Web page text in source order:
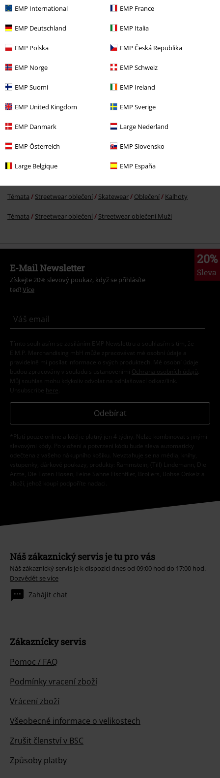
EMP International EMP France
EMP Deutschland EMP Italia
EMP Polska EMP Česká Republika
EMP Norge EMP Schweiz
EMP Suomi EMP Ireland
EMP United Kingdom EMP Sverige
EMP Danmark Large Nederland
EMP Österreich EMP Slovensko
Large Belgique EMP España
More categories. More options.
Témata Streetwear oblečení Skatewear Oblečení Kalhoty
Témata Streetwear oblečení Streetwear oblečení Muži
20%
Sleva
E-Mail Newsletter
Získejte 20% slevový poukaz, když se přihlásíte
teď! Více
Tímto souhlasím se zasíláním EMP Newslettru a souhlasím s tím, že
E.M.P. Merchandising mbH může zpracovávat mé osobní údaje a
pravidelně mi posílat informace o svých produktech. Mé osobní údaje
budou zpracovány v souladu s ustanoveními
Ochrana osobních údajů
Můj souhlas mohu kdykoliv odvolat na odhlašovací odkaz/link.
Unsubscribe here
Odebírat
*Platí pouze online a kód je platný jen 4 týdny. Nelze kombinovat s jinými
slevovými kódy. Po vložení a potvrzení kódu bude sleva automaticky
odečtena z vašeho nákupního košíku. Nevztahuje se na média, knihy,
vstupenky, dárkové poukazy, produkty: Rammstein, (Till) Lindemann, Die
Ärzte, Die Toten Hosen, Feine Sahne Fischfilet, Broilers, Böhse Onkelz a
zboží, jehož koupí podpoříte nadaci.
Náš zákaznický servis je tu pro vás
Náš zákaznický servis je k dispozici dnes od 09:00 hod do 17:00 hod.
Dozvědět se více
Zahájit chat
Zákaznícky servis
Pomoc / FAQ
Podmínky vracení zboží
Vrácení zboží
Všeobecné informace o velikostech
Zrušit členství v BSC
Způsoby platby